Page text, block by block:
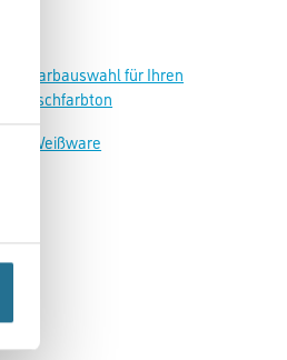
Zur Farbauswahl für Ihren
Wunschfarbton
Zur Weißware